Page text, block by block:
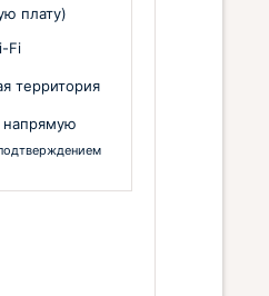
плату)
Fi
территория
напрямую